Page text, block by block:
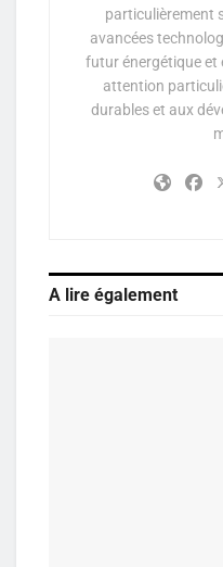
particulièrement
avancées
futur énergétique et
attention
durables et aux
A lire également